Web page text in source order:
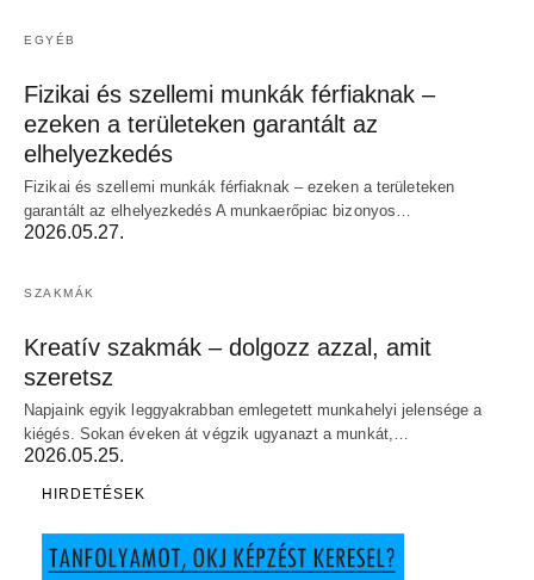
EGYÉB
Fizikai és szellemi munkák férfiaknak –
ezeken a területeken garantált az
elhelyezkedés
Fizikai és szellemi munkák férfiaknak – ezeken a területeken
garantált az elhelyezkedés A munkaerőpiac bizonyos…
2026.05.27.
SZAKMÁK
Kreatív szakmák – dolgozz azzal, amit
szeretsz
Napjaink egyik leggyakrabban emlegetett munkahelyi jelensége a
kiégés. Sokan éveken át végzik ugyanazt a munkát,…
2026.05.25.
HIRDETÉSEK